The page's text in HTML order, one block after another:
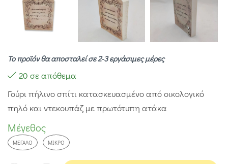
Το προϊόν θα αποσταλεί σε 2-3 εργάσιμες μέρες
20 σε απόθεμα
Γούρι πήλινο σπίτι κατασκευασμένο από οικολογικό
πηλό και ντεκουπάζ με πρωτότυπη ατάκα
Μέγεθος
ΜΕΓΆΛΟ ΜΙΚΡΌ